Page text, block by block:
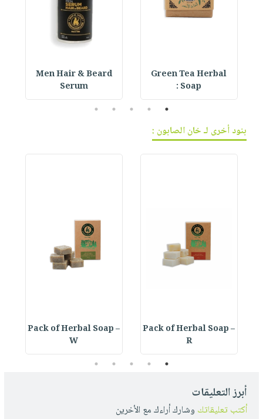
Green Tea Herbal
Soap :
Men Hair & Beard
Serum
1
2
3
4
5
بنود أخرى لـ خان الصابون :
Pack of Herbal Soap –
R
Pack of Herbal Soap –
W
1
2
3
4
5
أبرز التعليقات
أكتب تعليقاتك وشارك أراءك مع الأخرين